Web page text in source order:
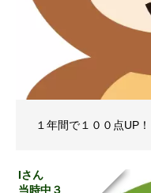
１年間で１００点UP
Iさん
当時中３